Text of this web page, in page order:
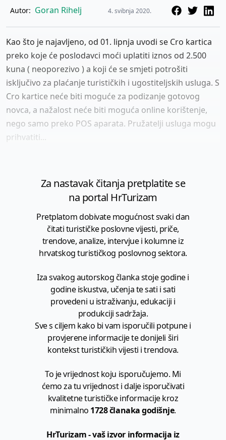
Autor: Goran Rihelj 4. svibnja 2020.
Kao što je najavljeno, od 01. lipnja uvodi se Cro kartica
preko koje će poslodavci moći uplatiti iznos od 2.500
kuna ( neoporezivo ) a koji će se smjeti potrošiti
isključivo za plaćanje turističkih i ugostiteljskih usluga. S
Cro kartice neće biti moguće za podizanje gotovog
novca, a nažalost neće biti moguća online korištenje,
nego samo preko POS aparata. Pružatelji usluga mogu
prihvatiti...
Za nastavak čitanja pretplatite se
na portal HrTurizam
Pretplatom dobivate mogućnost svaki dan
čitati turističke poslovne vijesti, priče,
trendove, analize, intervjue i kolumne iz
hrvatskog turističkog poslovnog sektora.
Iza svakog autorskog članka stoje godine i
godine iskustva, učenja te sati i sati
provedeni u istraživanju, edukaciji i
produkciji sadržaja.
Sve s ciljem kako bi vam isporučili potpune i
provjerene informacije te donijeli širi
kontekst turističkih vijesti i trendova.
To je vrijednost koju isporučujemo. Mi
ćemo za tu vrijednost i dalje isporučivati
kvalitetne turističke informacije kroz
minimalno 1728 članaka godišnje.
HrTurizam - vaš izvor informacija iz